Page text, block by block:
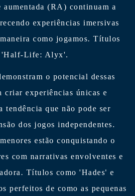
(RA) continuam a
experiências imersivas
como jogamos. Títulos
'Half-Life: Alyx'.
o potencial dessas
criar experiências únicas e
tendência que não pode ser
dos jogos independentes.
estão conquistando o
com narrativas envolventes e
Títulos como 'Hades' e
perfeitos de como as pequenas